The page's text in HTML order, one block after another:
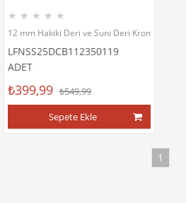
★ ★ ★ ★ ★
12 mm Hakiki Deri ve Suni Deri Krom
LFNSS25DCB112350119
ADET
₺399,99 ₺549,99
Sepete Ekle
1